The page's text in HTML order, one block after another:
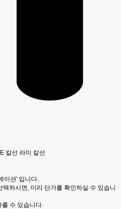
칼선 라미 칼선
이션' 입니다.
하시면, 미리 단가를 확인하실 수 있습니
수 있습니다.